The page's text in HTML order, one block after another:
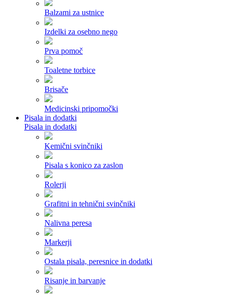
Balzami za ustnice
Izdelki za osebno nego
Prva pomoč
Toaletne torbice
Brisače
Medicinski pripomočki
Pisala in dodatki
Pisala in dodatki
Kemični svinčniki
Pisala s konico za zaslon
Rolerji
Grafitni in tehnični svinčniki
Nalivna peresa
Markerji
Ostala pisala, peresnice in dodatki
Risanje in barvanje